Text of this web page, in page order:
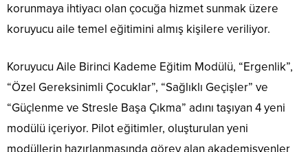
korunmaya ihtiyacı olan çocuğa hizmet sunmak üzere
koruyucu aile temel eğitimini almış kişilere veriliyor.
Koruyucu Aile Birinci Kademe Eğitim Modülü, “Ergenlik”,
“Özel Gereksinimli Çocuklar”, “Sağlıklı Geçişler” ve
“Güçlenme ve Stresle Başa Çıkma” adını taşıyan 4 yeni
modülü içeriyor. Pilot eğitimler, oluşturulan yeni
modüllerin hazırlanmasında görev alan akademisyenler